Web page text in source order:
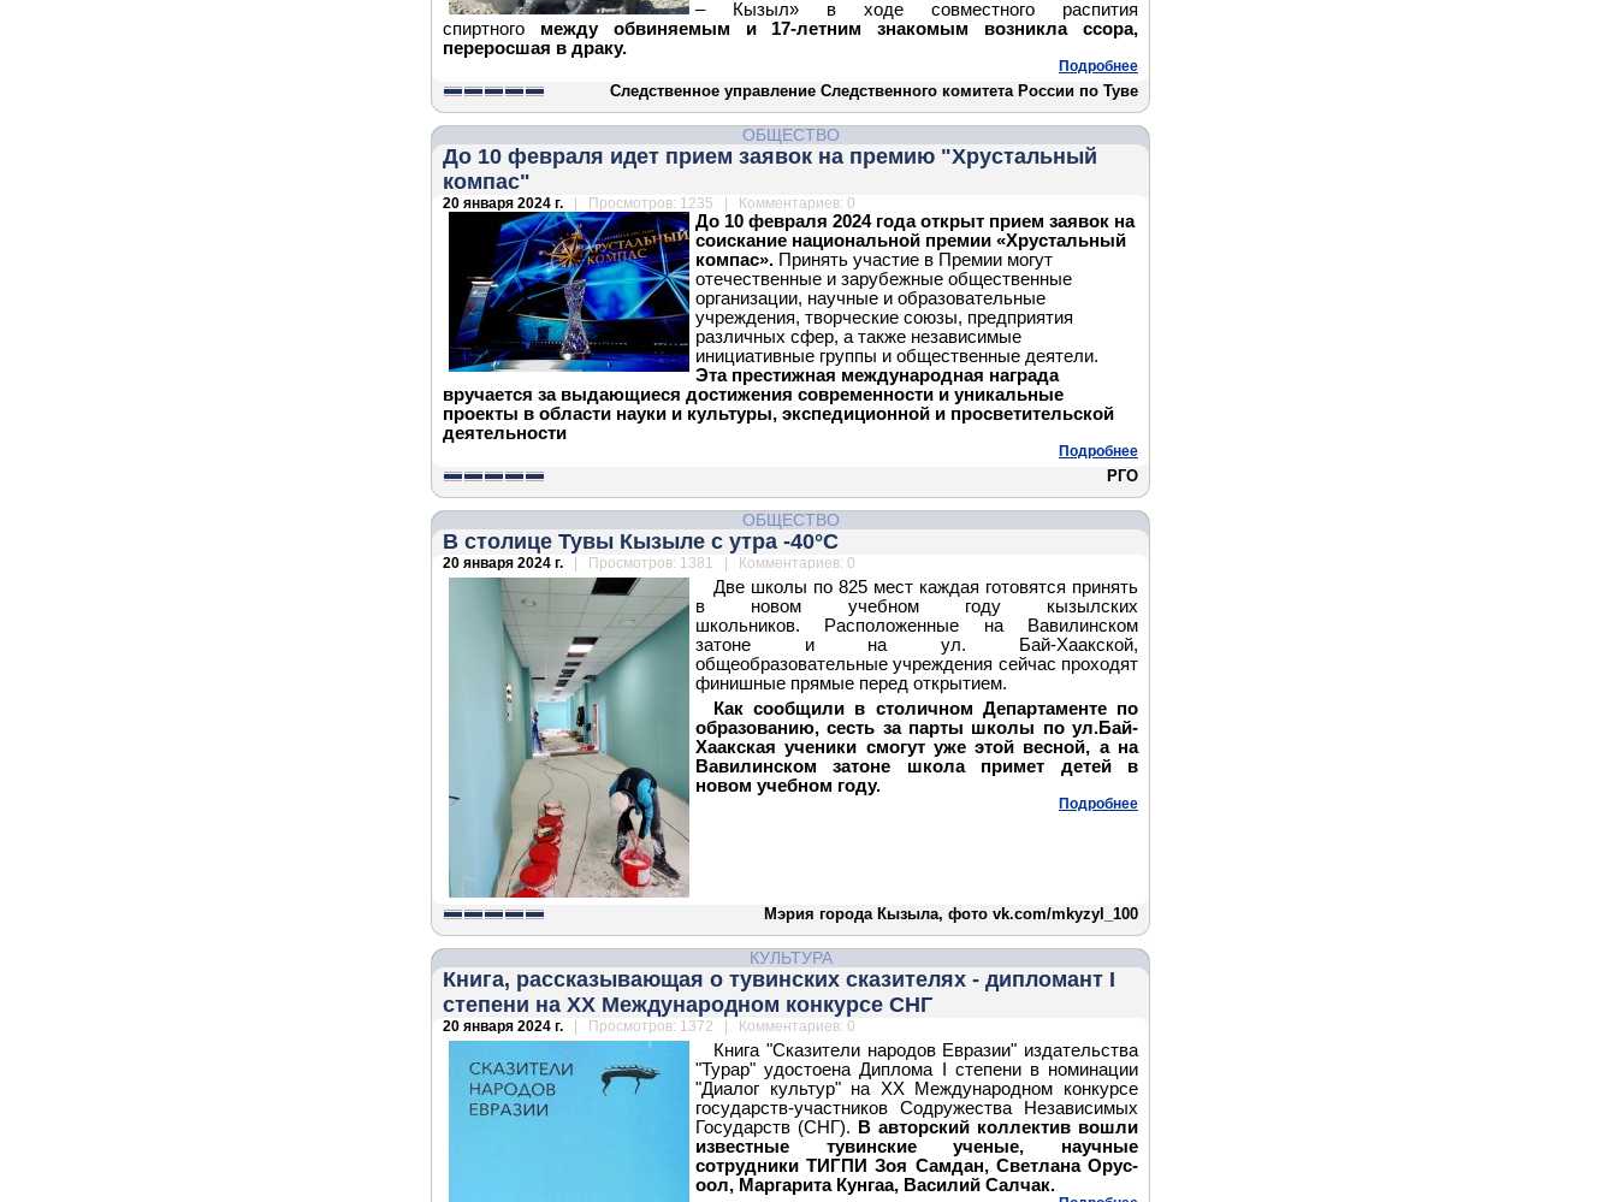
– Кызыл» в ходе совместного распития
спиртного между обвиняемым и 17-летним знакомым возникла ссора,
переросшая в драку.
Подробнее
Следственное управление Следственного комитета России по Туве
ОБЩЕСТВО
До 10 февраля идет прием заявок на премию "Хрустальный
компас"
20 января 2024 г. | Просмотров: 1235 | Комментариев: 0
До 10 февраля 2024 года открыт прием заявок на
соискание национальной премии «Хрустальный
компас». Принять участие в Премии могут
отечественные и зарубежные общественные
организации, научные и образовательные
учреждения, творческие союзы, предприятия
различных сфер, а также независимые
инициативные группы и общественные деятели.
Эта престижная международная награда
вручается за выдающиеся достижения современности и уникальные
проекты в области науки и культуры, экспедиционной и просветительской
деятельности
Подробнее
РГО
ОБЩЕСТВО
В столице Тувы Кызыле с утра -40°С
20 января 2024 г. | Просмотров: 1381 | Комментариев: 0
Две школы по 825 мест каждая готовятся принять
в новом учебном году кызылских
школьников.
Расположенные на Вавилинском
затоне и на ул. Бай-Хаакской,
общеобразовательные учреждения сейчас проходят
финишные прямые перед открытием.
Как сообщили в столичном Департаменте по
образованию, сесть за парты школы по ул.Бай-
Хаакская ученики смогут уже этой весной, а на
Вавилинском затоне школа примет детей в
новом учебном году.
Подробнее
Мэрия города Кызыла, фото vk.com/mkyzyl_100
КУЛЬТУРА
Книга, рассказывающая о тувинских сказителях - дипломант I
степени на XX Международном конкурсе СНГ
20 января 2024 г. | Просмотров: 1372 | Комментариев: 0
Книга "Сказители народов Евразии" издательства
"Турар" удостоена Диплома I степени в номинации
"Диалог культур" на XX Международном конкурсе
государств-участников Содружества Независимых
Государств (СНГ).
В авторский коллектив вошли
известные тувинские ученые, научные
сотрудники ТИГПИ Зоя Самдан, Светлана Орус-
оол, Маргарита Кунгаа, Василий Салчак.